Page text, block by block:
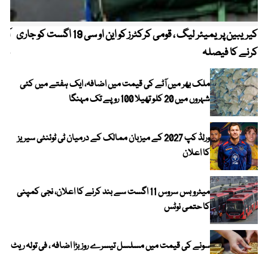
کیریبین پریمیئر لیگ ، قومی کرکٹرز کو این او سی 19 اگست کو جاری
کرنے کا فیصلہ
ملک بھر میں آٹے کی قیمت میں اضافہ، ایک ہفتے میں کئی
شہروں میں 20 کلو تھیلا 100 روپے تک مہنگا
ورلڈ کپ 2027 کے میزبان ممالک کے درمیان ٹی ٹوئنٹی سیریز
کا اعلان
میٹرو بس سروس 11 اگست سے بند کرنے کا اعلان، نجی کمپنی
کا حتمی نوٹس
سونے کی قیمت میں مسلسل تیسرے روز بڑا اضافہ ، فی تولہ ریٹ